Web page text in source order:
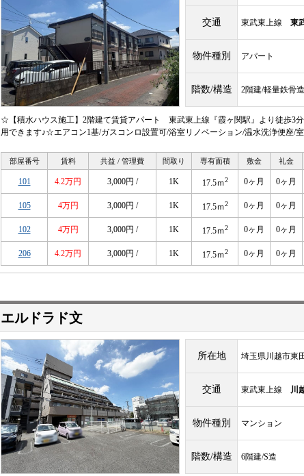
交通 東武東上線 東
物件種別 アパート
階数/構造 2階建/軽量鉄骨造
☆【積水ハウス施工】2階建て賃貸アパート 東武東上線『霞ヶ関駅』より徒歩3
用できます♪☆エアコン1基/ガスコンロ設置可/浴室リノベーション/温水洗浄便座/
部屋番号 賃料 共益 / 管理費 間取り 専有面積 敷金 礼金
101 4.2万円 3,000円 / 1K 17.5ｍ2 0ヶ月 0ヶ月
105 4万円 3,000円 / 1K 17.5ｍ2 0ヶ月 0ヶ月
102 4万円 3,000円 / 1K 17.5ｍ2 0ヶ月 0ヶ月
206 4.2万円 3,000円 / 1K 17.5ｍ2 0ヶ月 0ヶ月
エルドラド文
所在地 埼玉県川越市東
交通 東武東上線 川
物件種別 マンション
階数/構造 6階建/S造